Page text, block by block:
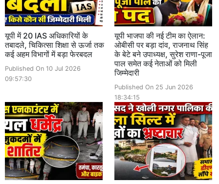
यूपी में 20 IAS अधिकारियों के
तबादले, चिकित्सा शिक्षा से ऊर्जा तक
कई अहम विभागों में बड़ा फेरबदल
Published On 10 Jul 2026
09:57:30
यूपी भाजपा की नई टीम का ऐलान:
ओबीसी पर बड़ा दांव, राजनाथ सिंह
के बेटे बने उपाध्यक्ष, सुरेश राणा-पूजा
पाल समेत कई नेताओं को मिली
जिम्मेदारी
Published On 25 Jun 2026
18:34:15